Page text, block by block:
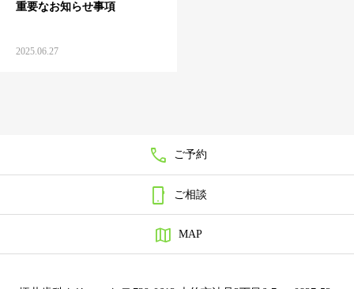
重要なお知らせ事項
2025.06.27
 ご予約
 ご相談
 MAP